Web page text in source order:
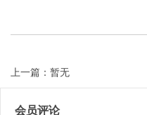
上一篇：暂无
会员评论